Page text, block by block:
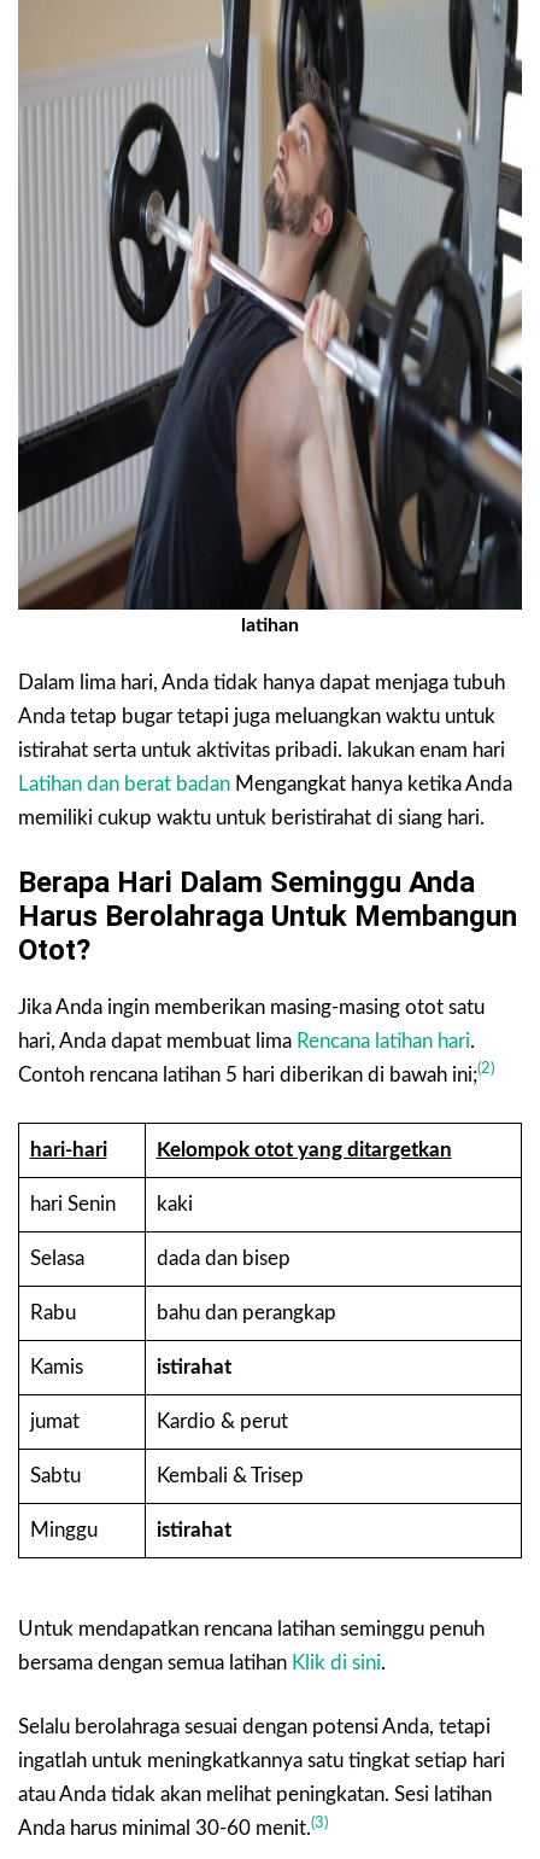
latihan
Dalam lima hari, Anda tidak hanya dapat menjaga tubuh
Anda tetap bugar tetapi juga meluangkan waktu untuk
istirahat serta untuk aktivitas pribadi. lakukan enam hari
Latihan dan berat badan Mengangkat hanya ketika Anda
memiliki cukup waktu untuk beristirahat di siang hari.
Berapa Hari Dalam Seminggu Anda
Harus Berolahraga Untuk Membangun
Otot?
Jika Anda ingin memberikan masing-masing otot satu
hari, Anda dapat membuat lima Rencana latihan hari.
Contoh rencana latihan 5 hari diberikan di bawah ini;(2)
hari-hari Kelompok otot yang ditargetkan
hari Senin kaki
Selasa dada dan bisep
Rabu bahu dan perangkap
Kamis istirahat
jumat Kardio & perut
Sabtu Kembali & Trisep
Minggu istirahat
Untuk mendapatkan rencana latihan seminggu penuh
bersama dengan semua latihan Klik di sini.
Selalu berolahraga sesuai dengan potensi Anda, tetapi
ingatlah untuk meningkatkannya satu tingkat setiap hari
atau Anda tidak akan melihat peningkatan. Sesi latihan
Anda harus minimal 30-60 menit.(3)